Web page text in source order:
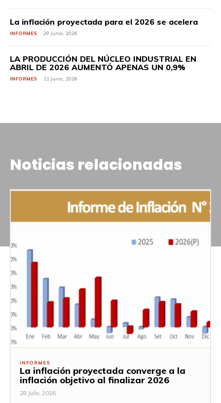
La inflación proyectada para el 2026 se acelera
INFORMES 29 Junio, 2026
LA PRODUCCIÓN DEL NÚCLEO INDUSTRIAL EN
ABRIL DE 2026 AUMENTÓ APENAS UN 0,9%
INFORMES 11 Junio, 2026
Noticias relacionadas
INFORMES
La inflación proyectada converge a la
inflación objetivo al finalizar 2026
28 Julio, 2026